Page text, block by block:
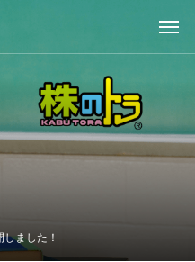
ました！